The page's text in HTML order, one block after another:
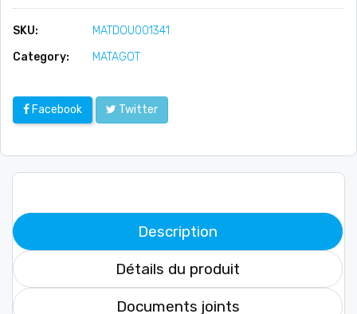
SKU:
MATDOU001341
Category:
MATAGOT
Facebook Twitter
Description
Détails du produit
Documents joints